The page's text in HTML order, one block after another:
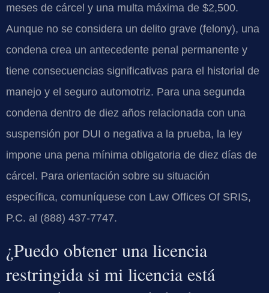
meses de cárcel y una multa máxima de $2,500.
Aunque no se considera un delito grave (felony), una
condena crea un antecedente penal permanente y
tiene consecuencias significativas para el historial de
manejo y el seguro automotriz. Para una segunda
condena dentro de diez años relacionada con una
suspensión por DUI o negativa a la prueba, la ley
impone una pena mínima obligatoria de diez días de
cárcel. Para orientación sobre su situación
específica, comuníquese con Law Offices Of SRIS,
P.C. al (888) 437-7747.
¿Puedo obtener una licencia
restringida si mi licencia está